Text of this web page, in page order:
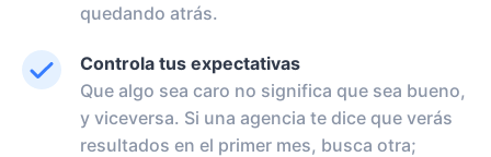
quedando atrás.
Controla tus expectativas
Que algo sea caro no significa que sea bueno,
y viceversa. Si una agencia te dice que verás
resultados en el primer mes, busca otra;